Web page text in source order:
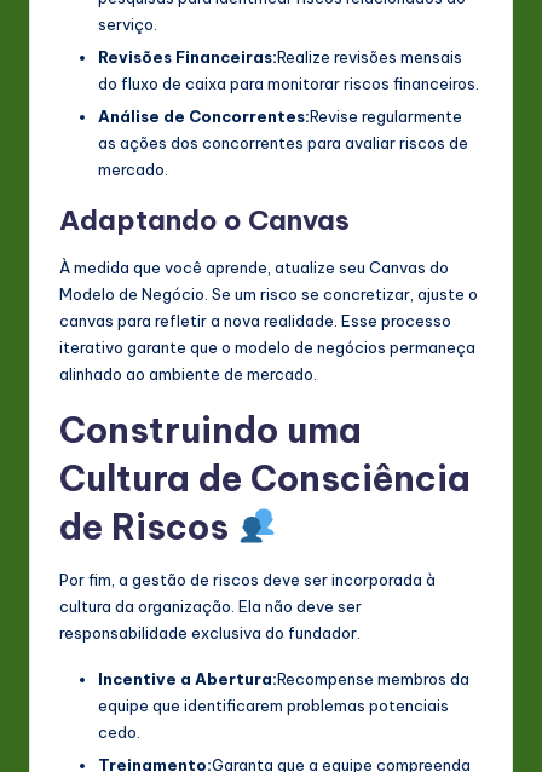
serviço.
Revisões Financeiras:Realize revisões mensais
do fluxo de caixa para monitorar riscos financeiros.
Análise de Concorrentes:Revise regularmente
as ações dos concorrentes para avaliar riscos de
mercado.
Adaptando o Canvas
À medida que você aprende, atualize seu Canvas do
Modelo de Negócio. Se um risco se concretizar, ajuste o
canvas para refletir a nova realidade. Esse processo
iterativo garante que o modelo de negócios permaneça
alinhado ao ambiente de mercado.
Construindo uma
Cultura de Consciência
de Riscos
Por fim, a gestão de riscos deve ser incorporada à
cultura da organização. Ela não deve ser
responsabilidade exclusiva do fundador.
Incentive a Abertura:Recompense membros da
equipe que identificarem problemas potenciais
cedo.
Treinamento:Garanta que a equipe compreenda